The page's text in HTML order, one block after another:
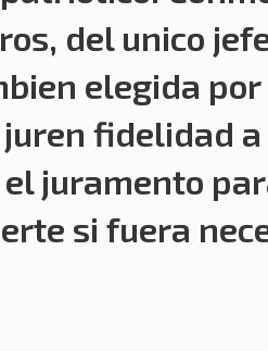
del unico
elegida
fidelidad
juramento
si fuera